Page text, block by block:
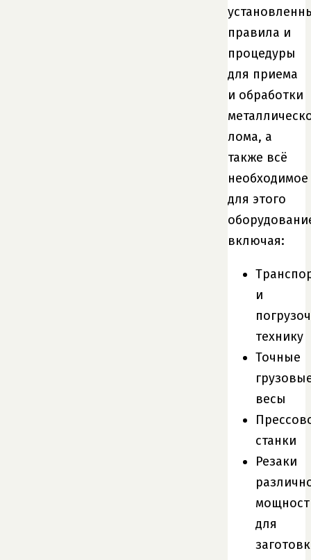
правила и
процедуры
для приема
и обработки
лома, а
также всё
необходимое
для этого
включая:
и
технику
Точные
весы
станки
Резаки
для